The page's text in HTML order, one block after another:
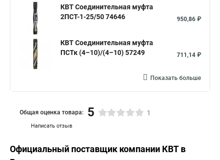
КВТ Соединительная муфта
2ПСТ-1-25/50 74646
950,86 ₽
КВТ Соединительная муфта
ПСТк (4–10)/(4–10) 57249
711,14 ₽
Показать больше
Написать отзыв
Общая оценка товара: 5 1
Официальный поставщик компании КВТ в